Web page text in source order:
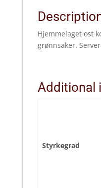
Hjemmelaget ost
grønnsaker.
Additional
Styrkegrad